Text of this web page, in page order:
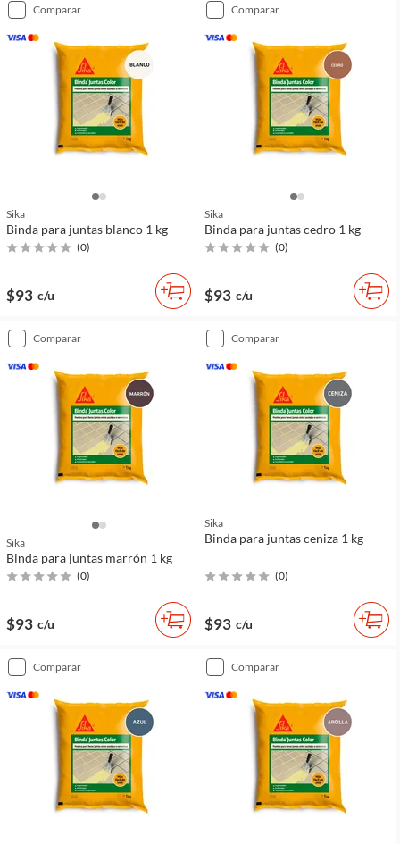
comparar
Sika
Binda para juntas blanco 1 kg
(0)
$93 c/u
comparar
Sika
Binda para juntas cedro 1 kg
(0)
$93 c/u
comparar
Sika
Binda para juntas marrón 1 kg
(0)
$93 c/u
comparar
Sika
Binda para juntas ceniza 1 kg
(0)
$93 c/u
comparar comparar